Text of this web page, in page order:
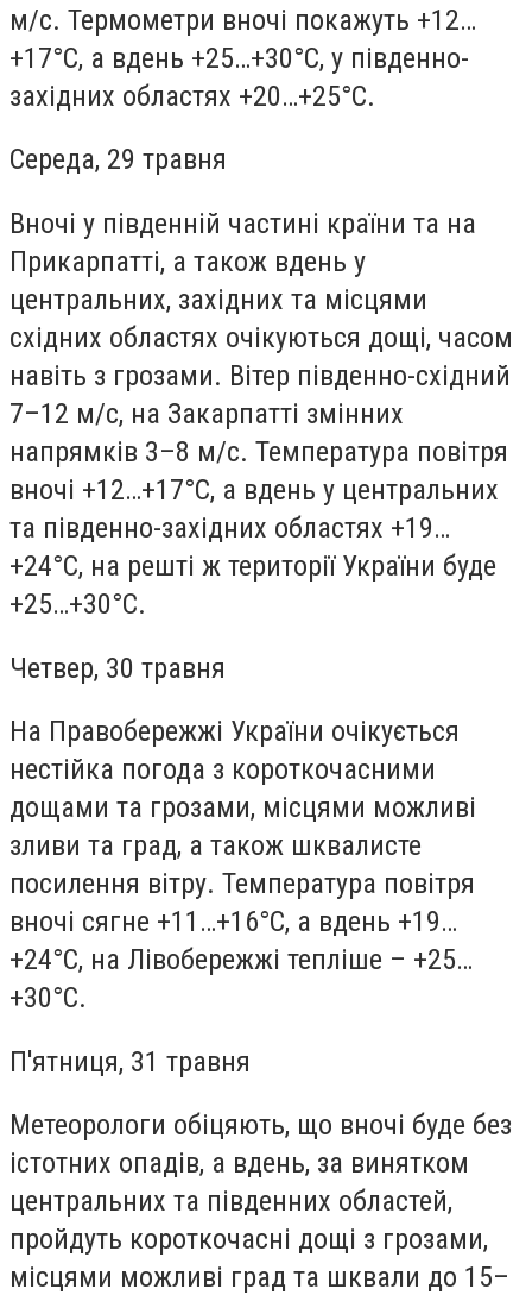
м/с. Термометри вночі покажуть +12…
+17°С, а вдень +25…+30°С, у південно-
західних областях +20…+25°С.
Середа, 29 травня
Вночі у південній частині країни та на
Прикарпатті, а також вдень у
центральних, західних та місцями
східних областях очікуються дощі, часом
навіть з грозами. Вітер південно-східний
7–12 м/с, на Закарпатті змінних
напрямків 3–8 м/с. Температура повітря
вночі +12…+17°С, а вдень у центральних
та південно-західних областях +19…
+24°С, на решті ж території України буде
+25…+30°С.
Четвер, 30 травня
На Правобережжі України очікується
нестійка погода з короткочасними
дощами та грозами, місцями можливі
зливи та град, а також шквалисте
посилення вітру. Температура повітря
вночі сягне +11…+16°С, а вдень +19…
+24°С, на Лівобережжі тепліше – +25…
+30°С.
П'ятниця, 31 травня
Метеорологи обіцяють, що вночі буде без
істотних опадів, а вдень, за винятком
центральних та південних областей,
пройдуть короткочасні дощі з грозами,
місцями можливі град та шквали до 15–